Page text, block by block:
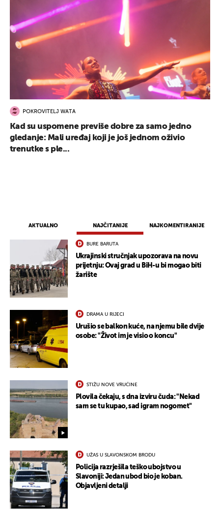
AKTUALNO NAJČITANIJE NAJKOMENTIRANIJE
BURE BARUTA
Ukrajinski stručnjak upozorava na novu
prijetnju: Ovaj grad u BiH-u bi mogao biti
žarište
DRAMA U RIJECI
Urušio se balkon kuće, na njemu bile dvije
osobe: "Život im je visio o koncu"
STIŽU NOVE VRUĆINE
Plovila čekaju, s dna izviru čuda: "Nekad
sam se tu kupao, sad igram nogomet"
UŽAS U SLAVONSKOM BRODU
Policija razrješila teško ubojstvo u
Slavoniji: Jedan ubod bio je koban.
Objavljeni detalji
POKROVITELJ WATA
Kad su uspomene previše dobre za samo jedno
gledanje: Mali uređaj koji je još jednom oživio
trenutke s ple...